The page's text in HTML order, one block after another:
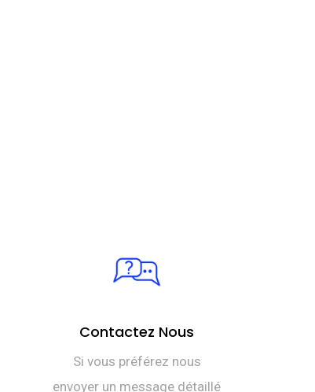
Contactez Nous
Si vous préférez nous
envoyer un message détaillé